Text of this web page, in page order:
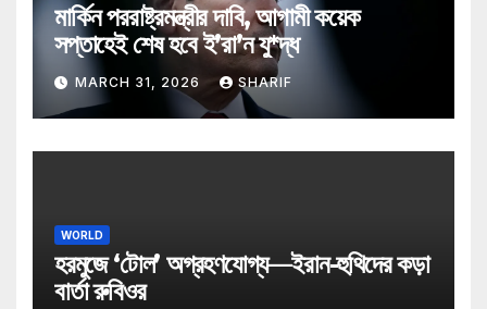
মার্কিন পররাষ্ট্রমন্ত্রীর দাবি, আগামী কয়েক
সপ্তাহেই শেষ হবে ই’রা’ন যু*দ্ধ
MARCH 31, 2026 SHARIF
WORLD
হরমুজে ‘টোল’ অগ্রহণযোগ্য—ইরান-হুথিদের কড়া
বার্তা রুবিওর